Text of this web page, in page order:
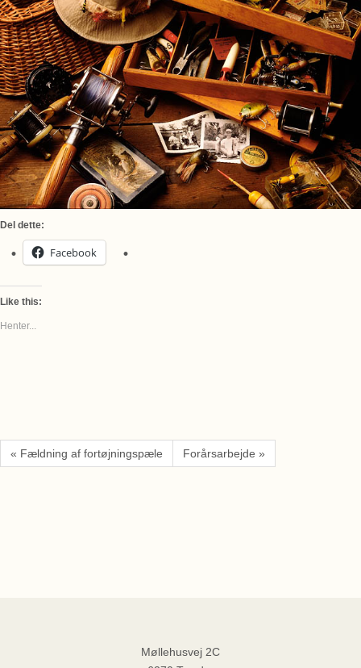
Del dette:
Facebook
Like this:
Henter...
« Fældning af fortøjningspæle Forårsarbejde »
Møllehusvej 2C